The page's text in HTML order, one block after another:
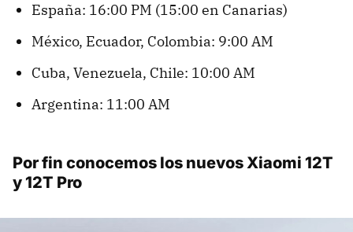
España: 16:00 PM (15:00 en Canarias)
México, Ecuador, Colombia: 9:00 AM
Cuba, Venezuela, Chile: 10:00 AM
Argentina: 11:00 AM
Por fin conocemos los nuevos Xiaomi 12T
y 12T Pro